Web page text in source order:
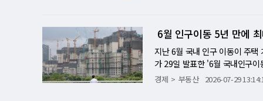
한까지 적용받게 된다. 반면 실
고, 시가 20억~30억원 수준의 1
하는 것도 이 같은 방향성이다. '
다. 이는 부동산 시장을 투자 중
다. 초고가 주택 보유자의 세 부
후 시장의 관건은 AI 인프라 투
다. 당분간은 첨단 제품 중심의
크다. AI가 만든 메모리 호황은
드까지 가격이 오르는 '낙수효
육을 적극적으로 사용하는 사람
는 광고 문구보다 먼저 자신의
◇참고 문헌: 베일리 A. 크노프,
6; 100079 DOI: 10.1016/
도 확대됐다. 설비투자는 정밀
이 향후 수요 확대를 기대하며
'한겨울'…경기 회복의 마지막
건설기성은 건축 공사 증가에
했다. 토목 부문은 여전히 부진
2만3천 가구가 정전을 겪고 있
화되고 있다. TSMC·소니·르네
반도체 산업의 핵심 거점이기 때
개에 상당한 시간이 필요하다
이 없음을 확인했지만, 첨단 생
산에 나설 계획이다. 미국 주식
내 원주와 ADR 간 가치 차이,
성전자 주가는 오르기 시작해
삼성전자 다 살렸다…89조 이익
9조4924억원으로 전년 동기보
6월 인구이동 5년 만에
지난 6월 국내 인구 이동이 주택
가 29일 발표한 '6월 국내인구
6%) 증가했다. 이는 2021년(54
경제 부동산 2026-07-29